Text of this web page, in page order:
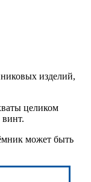
изделий,
целиком
может быть